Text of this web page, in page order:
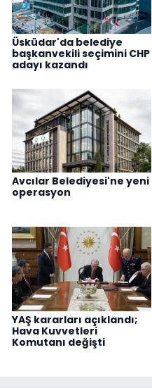
Üsküdar'da belediye
başkanvekili seçimini CHP
adayı kazandı
Avcılar Belediyesi'ne yeni
operasyon
YAŞ kararları açıklandı;
Hava Kuvvetleri
Komutanı değişti